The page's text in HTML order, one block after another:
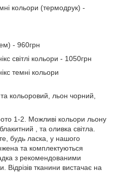
кольори (термодрук) -
- 960грн
світлі кольори - 1050грн
темні кольори
кольоровий, льон чорний,
1-2. Можливі кольори льону
, та оливка світла.
будь ласка, у нашого
та комплектуються
з рекомендованими
тканини вистачає на